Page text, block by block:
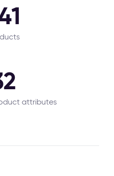
attributes